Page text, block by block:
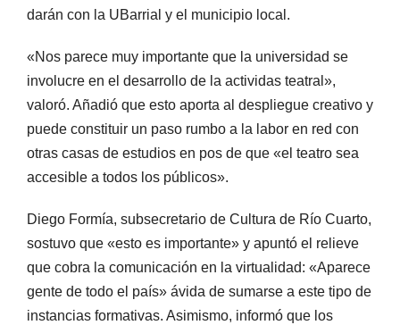
darán con la UBarrial y el municipio local.
«Nos parece muy importante que la universidad se
involucre en el desarrollo de la actividas teatral»,
valoró. Añadió que esto aporta al despliegue creativo y
puede constituir un paso rumbo a la labor en red con
otras casas de estudios en pos de que «el teatro sea
accesible a todos los públicos».
Diego Formía, subsecretario de Cultura de Río Cuarto,
sostuvo que «esto es importante» y apuntó el relieve
que cobra la comunicación en la virtualidad: «Aparece
gente de todo el país» ávida de sumarse a este tipo de
instancias formativas. Asimismo, informó que los